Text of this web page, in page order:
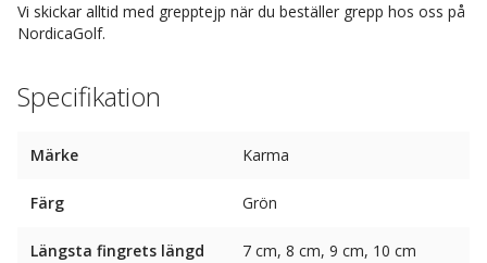
Vi skickar alltid med grepptejp när du beställer grepp hos oss på
NordicaGolf.
Specifikation
Märke Karma
Färg Grön
Längsta fingrets längd 7 cm, 8 cm, 9 cm, 10 cm